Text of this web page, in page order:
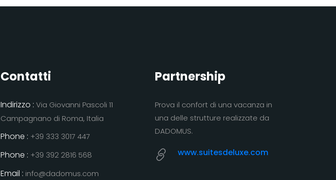
Contatti
Indirizzo : Via Giovanni Pascoli 11
Campagnano di Roma, Italia
Phone : +39 333 3017 447
Phone : +39 392 2816 568
Email : info@dadomus.com
Partnership
Prova il confort di una vacanza in
una delle strutture realizzate da
DADOMUS.
www.suitesdeluxe.com